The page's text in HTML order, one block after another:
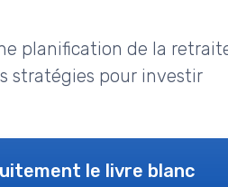
planification de la
stratégies pour investir
le livre blanc